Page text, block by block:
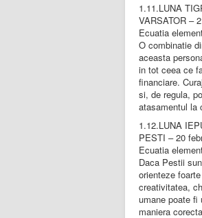
1.11.LUNA
VARSATOR –
Ecuatia
O combinatie
aceasta
in tot ceea ce
financiare.
si, de regula,
atasamentul la
1.12.LUNA
PESTI – 20
Ecuatia
Daca Pestii
orienteze
creativitatea,
umane poate fi
maniera